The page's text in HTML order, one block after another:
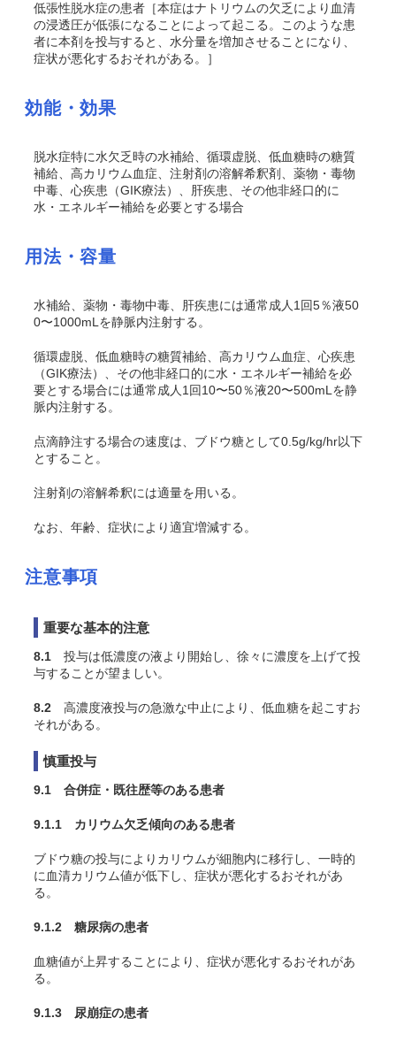
低張性脱水症の患者［本症はナトリウムの欠乏により血清
の浸透圧が低張になることによって起こる。このような患
者に本剤を投与すると、水分量を増加させることになり、
症状が悪化するおそれがある。］
効能・効果
脱水症特に水欠乏時の水補給、循環虚脱、低血糖時の糖質
補給、高カリウム血症、注射剤の溶解希釈剤、薬物・毒物
中毒、心疾患（GIK療法）、肝疾患、その他非経口的に
水・エネルギー補給を必要とする場合
用法・容量
水補給、薬物・毒物中毒、肝疾患には通常成人1回5％液50
0〜1000mLを静脈内注射する。
循環虚脱、低血糖時の糖質補給、高カリウム血症、心疾患
（GIK療法）、その他非経口的に水・エネルギー補給を必
要とする場合には通常成人1回10〜50％液20〜500mLを静
脈内注射する。
点滴静注する場合の速度は、ブドウ糖として0.5g/kg/hr以下
とすること。
注射剤の溶解希釈には適量を用いる。
なお、年齢、症状により適宜増減する。
注意事項
重要な基本的注意
8.1 投与は低濃度の液より開始し、徐々に濃度を上げて投
与することが望ましい。
8.2 高濃度液投与の急激な中止により、低血糖を起こすお
それがある。
慎重投与
9.1 合併症・既往歴等のある患者
9.1.1 カリウム欠乏傾向のある患者
ブドウ糖の投与によりカリウムが細胞内に移行し、一時的
に血清カリウム値が低下し、症状が悪化するおそれがあ
る。
9.1.2 糖尿病の患者
血糖値が上昇することにより、症状が悪化するおそれがあ
る。
9.1.3 尿崩症の患者